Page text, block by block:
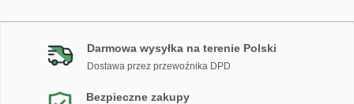
Darmowa wysyłka na terenie Polski
Dostawa przez przewoźnika DPD
Bezpieczne zakupy